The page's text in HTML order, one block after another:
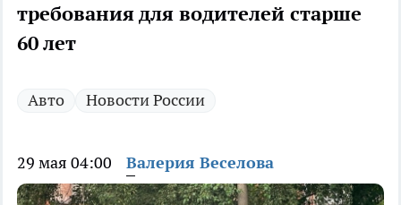
требования для водителей старше
60 лет
Авто Новости России
29 мая 04:00 Валерия Веселова